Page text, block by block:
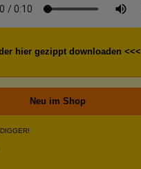
hier gezippt downloaden <<<
Neu im Shop